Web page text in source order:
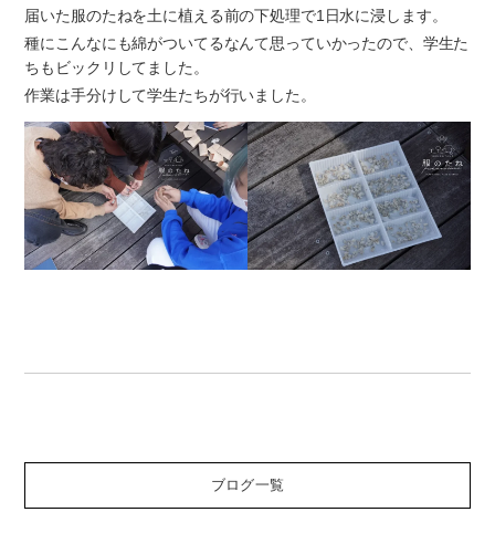
届いた服のたねを土に植える前の下処理で1日水に浸します。
種にこんなにも綿がついてるなんて思っていかったので、学生た
ちもビックリしてました。
作業は手分けして学生たちが行いました。
ブログ一覧